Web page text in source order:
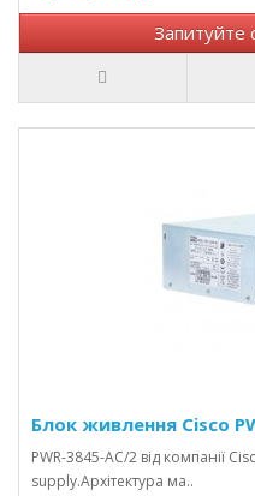
Запитуйте
Блок живлення Cisco
PWR-3845-AC/2 від компанії
supply.Архітектура ма..